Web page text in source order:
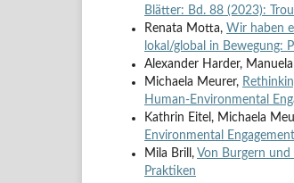
Blätter: Bd. 88 (2023):
Renata Motta, Wir haben
lokal/global in Bewegung:
Alexander Harder,
Michaela Meurer,
Human-Environmental
Kathrin Eitel, Michaela
Environmental
Mila Brill, Von Burgern und
Praktiken